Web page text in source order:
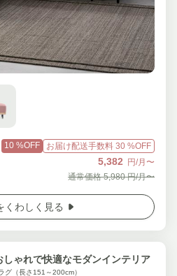
10 %OFF お届け配送手数料 30 %OFF
5,382
円/月〜
通常価格 5,980 円/月〜
くわしく見る
ゃれで快適なモダンインテリア
グ（長さ151～200cm）